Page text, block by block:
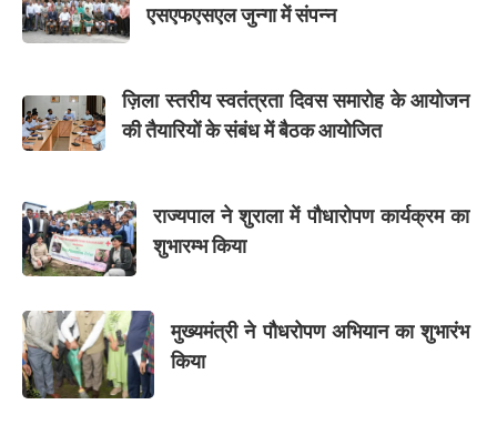
एसएफएसएल जुन्गा में संपन्न
ज़िला स्तरीय स्वतंत्रता दिवस समारोह के आयोजन
की तैयारियों के संबंध में बैठक आयोजित
राज्यपाल ने शुराला में पौधारोपण कार्यक्रम का
शुभारम्भ किया
मुख्यमंत्री ने पौधरोपण अभियान का शुभारंभ
किया